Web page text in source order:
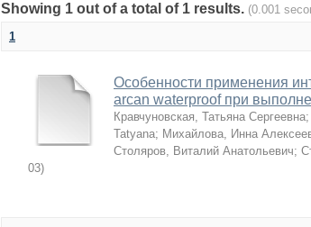
Showing 1 out of a total of 1 results. (0.001
1
Особенности применения
arcan waterproof при
Кравчуновская, Татьяна Сергеевна;
Tatyana; Михайлова, Инна
Столяров, Виталий Анатольевич;
03)